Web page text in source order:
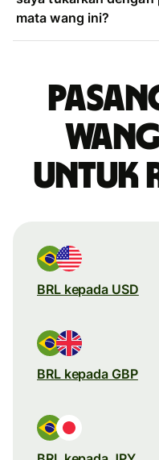
mata wang ini?
untuk
BRL kepada USD
BRL kepada GBP